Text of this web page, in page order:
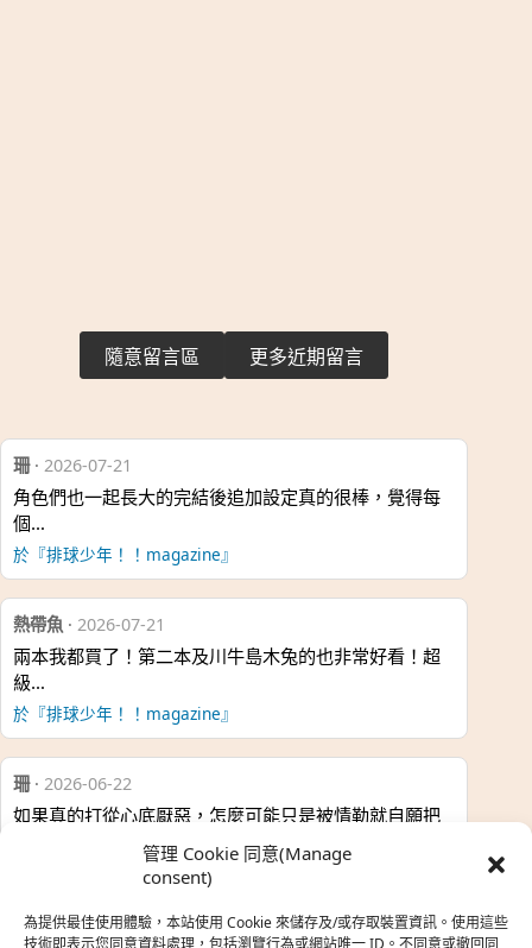
管理 Cookie 同意(Manage
consent)
為提供最佳使用體驗，本站使用 Cookie 來儲存及/或存取裝置資訊。使用這些
技術即表示您同意資料處理，包括瀏覽行為或網站唯一 ID。不同意或撤回同
隨意留言區 更多近期留言
珊· 2026-07-21
角色們也一起長大的完結後追加設定真的很棒，覺得每
個…
於『排球少年！！magazine』
熱帶魚 · 2026-07-21
兩本我都買了！第二本及川牛島木兔的也非常好看！超
級…
於『排球少年！！magazine』
珊· 2026-06-22
如果真的打從心底厭惡，怎麼可能只是被情勒就自願把
熱帶魚·2026-06-22